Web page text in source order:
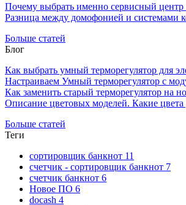
Почему выбрать именно сервисный
Разница между домофонией и системами
Больше статей
Блог
Как выбрать умный терморегулятор для
Настраиваем Умный терморегулятор с
Как заменить старый терморегулятор
Описание цветовых моделей. Какие
Больше статей
Теги
сортировщик банкнот 11
счетчик - сортировщик банкнот 7
счетчик банкнот 6
Новое ПО 6
docash 4